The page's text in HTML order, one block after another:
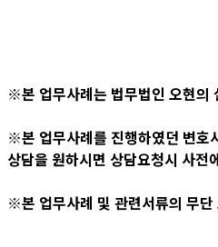
※본 업무사례는 법무법인 오현의
※본 업무사례를 진행하였던 변호
상담을 원하시면 상담요청시 사전
※본 업무사례 및 관련서류의 무